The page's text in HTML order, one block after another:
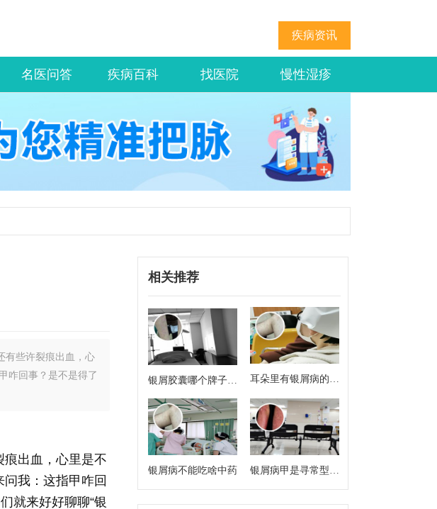
疾病资讯
名医问答 疾病百科 找医院 慢性湿疹
有些许裂痕出血，心
咋回事？是不是得了
出血，心里是不
我：这指甲咋回
就来好好聊聊“银
相关推荐
银屑胶囊哪个牌子效
果好
耳朵里有银屑病的症
银屑病不能吃啥中药
银屑病甲是寻常型牛
皮癣么